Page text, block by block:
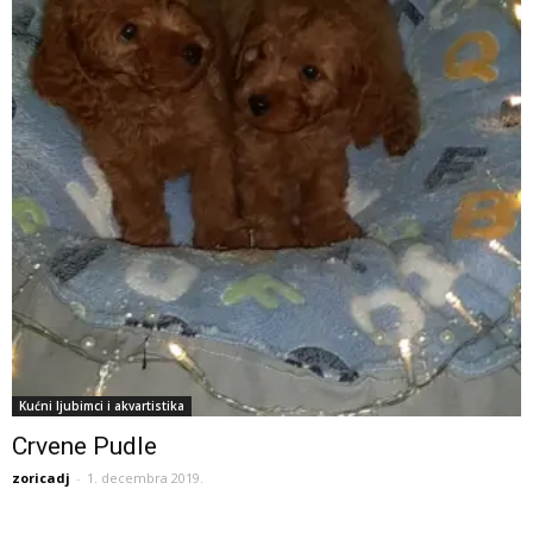
Kućni ljubimci i akvartistika
Crvene Pudle
zoricadj - 1. decembra 2019.